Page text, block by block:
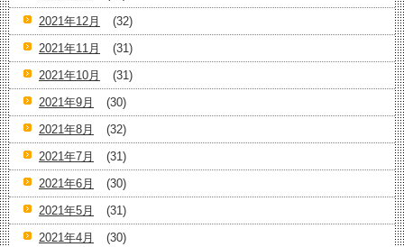
2021年12月
(32)
2021年11月
(31)
2021年10月
(31)
2021年9月
(30)
2021年8月
(32)
2021年7月
(31)
2021年6月
(30)
2021年5月
(31)
2021年4月
(30)